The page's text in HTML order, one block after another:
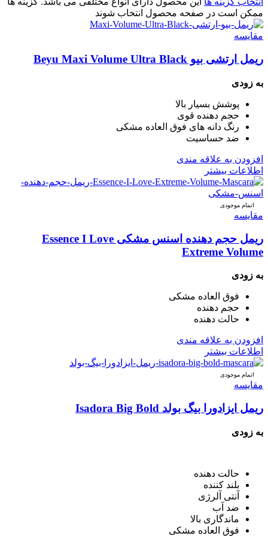
ممکن است در صفحه محصول انتخاب شوند
مقایسه
ریمل ارتشی بیو Beyu Maxi Volume Ultra Black
به زودی
پوشش بسیار بالا
حجم دهنده قوی
رنگ دانه های فوق العاده مشکی
ضد حساسیت
افزودن به علاقه مندی
اطلاعات بیشتر
اتمام موجودی
مقایسه
ریمل حجم دهنده اسنس مشکی Essence I Love
Extreme Volume
به زودی
فوق العاده مشکی
حجم دهنده
حالت دهنده
افزودن به علاقه مندی
اطلاعات بیشتر
اتمام موجودی
مقایسه
ریمل ایزادورا بیگ بولد Isadora Big Bold
به زودی
حالت دهنده
بلند کننده
آنتی آلرژی
ضد آب
ماندگاری بالا
فوق العاده مشکی